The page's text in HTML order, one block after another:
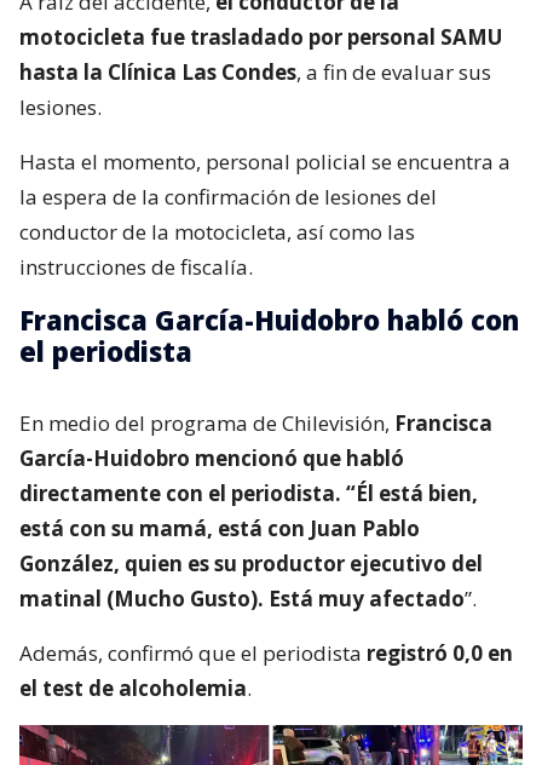
motocicleta fue trasladado por personal SAMU
hasta la Clínica Las Condes, a fin de evaluar sus
lesiones.
Hasta el momento, personal policial se encuentra a
la espera de la confirmación de lesiones del
conductor de la motocicleta, así como las
instrucciones de fiscalía.
Francisca García-Huidobro habló con
el periodista
En medio del programa de Chilevisión, Francisca
García-Huidobro mencionó que habló
directamente con el periodista. “Él está bien,
está con su mamá, está con Juan Pablo
González, quien es su productor ejecutivo del
matinal (Mucho Gusto). Está muy afectado”.
Además, confirmó que el periodista registró 0,0 en
el test de alcoholemia.